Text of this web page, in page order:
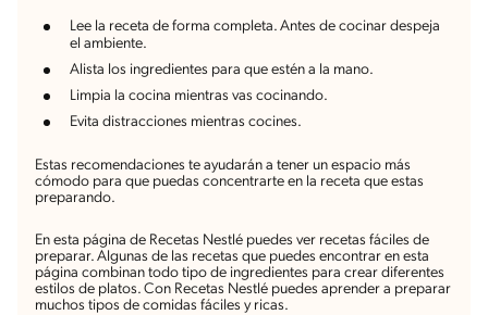
Lee la receta de forma completa. Antes de cocinar despeja
el ambiente.
Alista los ingredientes para que estén a la mano.
Limpia la cocina mientras vas cocinando.
Evita distracciones mientras cocines.
Estas recomendaciones te ayudarán a tener un espacio más
cómodo para que puedas concentrarte en la receta que estas
preparando.
En esta página de Recetas Nestlé puedes ver recetas fáciles de
preparar. Algunas de las recetas que puedes encontrar en esta
página combinan todo tipo de ingredientes para crear diferentes
estilos de platos. Con Recetas Nestlé puedes aprender a preparar
muchos tipos de comidas fáciles y ricas.